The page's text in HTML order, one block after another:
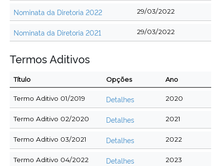
Nominata da Diretoria 2022 29/03/2022
Nominata da Diretoria 2021 29/03/2022
Termos Aditivos
Título Opções Ano
Termo Aditivo 01/2019 Detalhes 2020
Termo Aditivo 02/2020 Detalhes 2021
Termo Aditivo 03/2021 Detalhes 2022
Termo Aditivo 04/2022 Detalhes 2023